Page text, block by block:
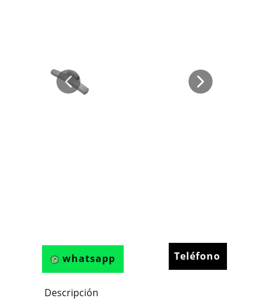
whatsapp Teléfono
Descripción